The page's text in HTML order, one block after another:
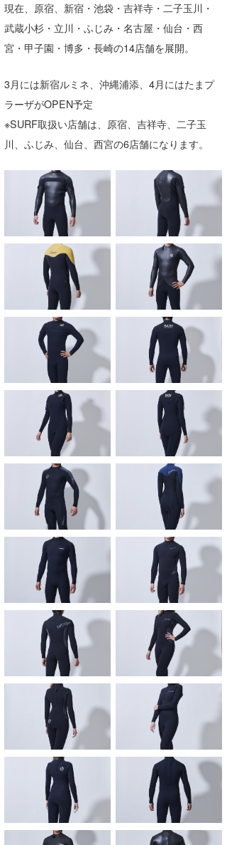
現在、原宿、新宿・池袋・吉祥寺・二子玉川・
武蔵小杉・立川・ふじみ・名古屋・仙台・西
宮・甲子園・博多・長崎の14店舗を展開。
3月には新宿ルミネ、沖縄浦添、4月にはたまプ
ラーザがOPEN予定
※SURF取扱い店舗は、原宿、吉祥寺、二子玉
川、ふじみ、仙台、西宮の6店舗になります。